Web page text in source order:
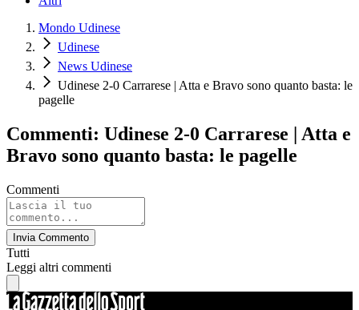
Mondo Udinese
Udinese
News Udinese
Udinese 2-0 Carrarese | Atta e Bravo sono quanto basta: le
pagelle
Commenti: Udinese 2-0 Carrarese | Atta e
Bravo sono quanto basta: le pagelle
Commenti
Invia Commento
Tutti
Leggi altri commenti